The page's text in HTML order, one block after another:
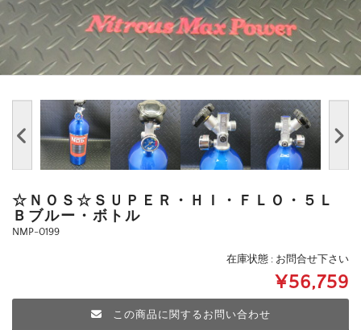
☆ＮＯＳ☆ＳＵＰＥＲ・ＨＩ・ＦＬＯ・５Ｌ
Ｂブルー・ボトル
NMP-0199
在庫状態 : お問合せ下さい
¥56,759
この商品に関するお問い合わせ